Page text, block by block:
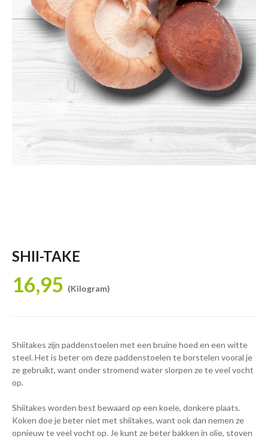
SHII-TAKE
16,95 (Kilogram)
Shiitakes zijn paddenstoelen met een bruine hoed en een witte
steel. Het is beter om deze paddenstoelen te borstelen vooral je
ze gebruikt, want onder stromend water slorpen ze te veel vocht
op.
Shiitakes worden best bewaard op een koele, donkere plaats.
Koken doe je beter niet met shiitakes, want ook dan nemen ze
opnieuw te veel vocht op. Je kunt ze beter bakken in olie, stoven